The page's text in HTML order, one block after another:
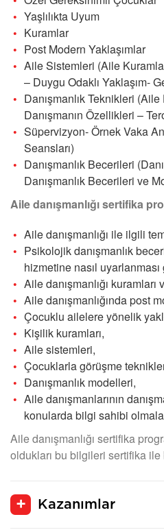
Yaşlılıkta Uyum
Kuramlar
Post Modern Yaklaşımlar
Aile Sistemleri (Aile
– Duygu Odaklı Yaklaşım-
Danışmanlık Teknikleri
Danışmanın Özellikleri –
Süpervizyon- Örnek Vaka
Seansları)
Danışmanlık Becerileri
Danışmanlık Becerileri ve
Aile danışmanlığı sertifika
Aile danışmanlığı ile ilgili
Psikolojik danışmanlık
hizmetine nasıl
Aile danışmanlığı kuramları
Aile danışmanlığında post
Çocuklu ailelere yönelik
Kişilik kuramları,
Aile sistemleri,
Çocuklarla görüşme
Danışmanlık modelleri,
Aile danışmanlarının
konularda bilgi sahibi
Aile danışmanlığı sertifika
oldukları bu bilgileri sertifika
Kazanımlar